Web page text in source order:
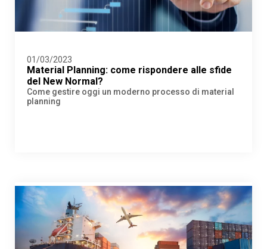
01/03/2023
Material Planning: come rispondere alle sfide
del New Normal?
Come gestire oggi un moderno processo di material
planning